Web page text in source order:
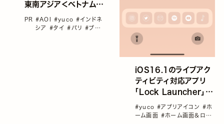
東南アジア＜ベトナム・
ラオス・タイ・インドネシ
ア・フィリピン＞
PR #AOI #yuco#インドネ
シア #タイ#バリ#プロ
iOS16.1のライブアク
ティビティ対応アプリ
「Lock Launcher」で
ロック画面をおしゃれで
便利にカスタマイズしよ
#yuco#アプリアイコン #ホ
ーム画面 #ホーム画面＆ロッ